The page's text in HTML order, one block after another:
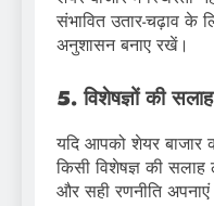
संभावित उतार-चढ़ाव के
अनुशासन बनाए रखें।
5. विशेषज्ञों की
यदि आपको शेयर बाजार
किसी विशेषज्ञ की
और सही रणनीति